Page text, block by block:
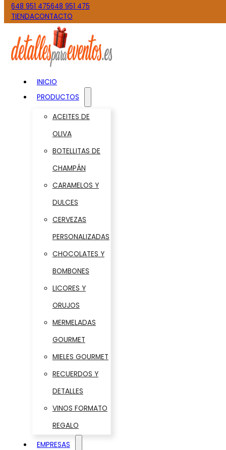
648 951 475648 951 475
TIENDACONTACTO
INICIO
PRODUCTOS
ACEITES DE
OLIVA
BOTELLITAS DE
CHAMPÁN
CARAMELOS Y
DULCES
CERVEZAS
PERSONALIZADAS
CHOCOLATES Y
BOMBONES
LICORES Y
ORUJOS
MERMELADAS
GOURMET
MIELES GOURMET
RECUERDOS Y
DETALLES
VINOS FORMATO
REGALO
EMPRESAS